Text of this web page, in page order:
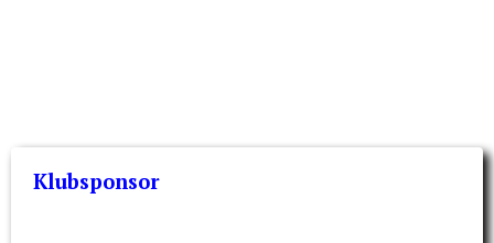
Klubsponsor